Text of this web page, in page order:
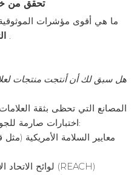
تحقق من
ما هي أقوى مؤشرات
.
المصانع التي تحظى بثقة
اختبارات صارمة للجودة والامتثال والأداء. إنهم يدركون:
معايير السلامة الأمريكية
لوائح الاتحاد الأوروبي بشأن المواد الكيميائية (REACH)